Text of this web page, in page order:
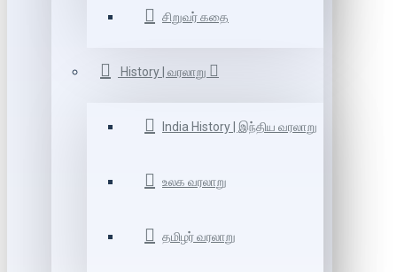
சிறுவர் கதை
History | வரலாறு
India History | இந்திய வரலாறு
உலக வரலாறு
தமிழர் வரலாறு